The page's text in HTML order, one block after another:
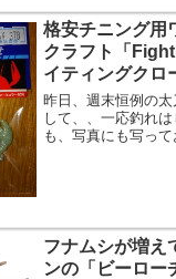
格安チニング用
クラフト「
イティングクロ
た。
昨日、週末恒例の
して、、一応釣れ
も、写真にも写っ
フナムシが増え
ンの「ビーロー